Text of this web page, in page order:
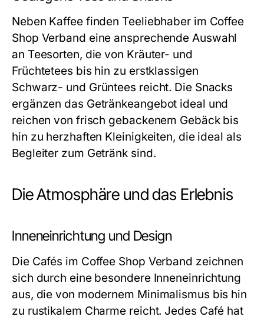
Neben Kaffee finden Teeliebhaber im Coffee
Shop Verband eine ansprechende Auswahl
an Teesorten, die von Kräuter- und
Früchtetees bis hin zu erstklassigen
Schwarz- und Grüntees reicht. Die Snacks
ergänzen das Getränkeangebot ideal und
reichen von frisch gebackenem Gebäck bis
hin zu herzhaften Kleinigkeiten, die ideal als
Begleiter zum Getränk sind.
Die Atmosphäre und das Erlebnis
Inneneinrichtung und Design
Die Cafés im Coffee Shop Verband zeichnen
sich durch eine besondere Inneneinrichtung
aus, die von modernem Minimalismus bis hin
zu rustikalem Charme reicht. Jedes Café hat